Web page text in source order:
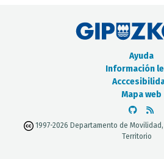
Ayuda
Información
Mapa web
1997-2026 Departamento de
Territorio